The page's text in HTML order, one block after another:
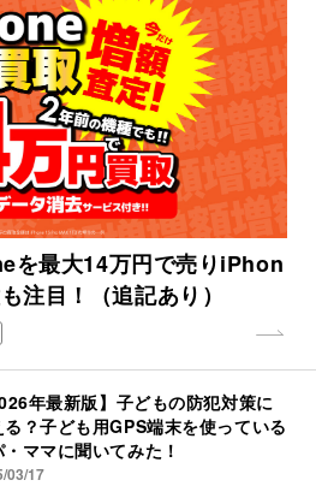
を最大14万円で売りiPhon
注目！（追記あり）
年最新版】子どもの防犯対策に
る？子ども用GPS端末を使っている
ママに聞いてみた！
03/17